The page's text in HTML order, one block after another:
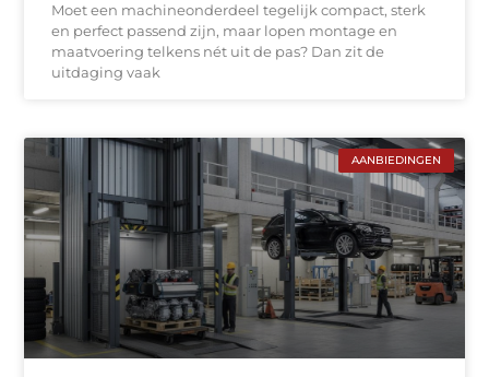
Moet een machineonderdeel tegelijk compact, sterk
en perfect passend zijn, maar lopen montage en
maatvoering telkens nét uit de pas? Dan zit de
uitdaging vaak
AANBIEDINGEN